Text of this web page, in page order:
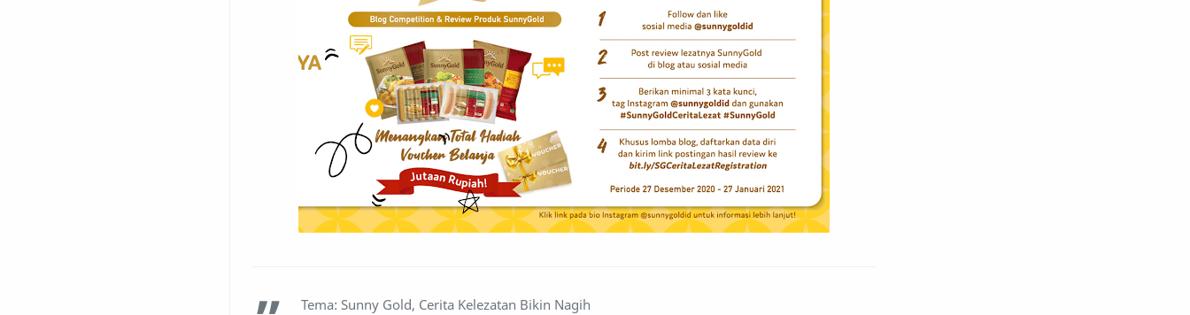
Tema: Sunny Gold, Cerita Kelezatan Bikin Nagih